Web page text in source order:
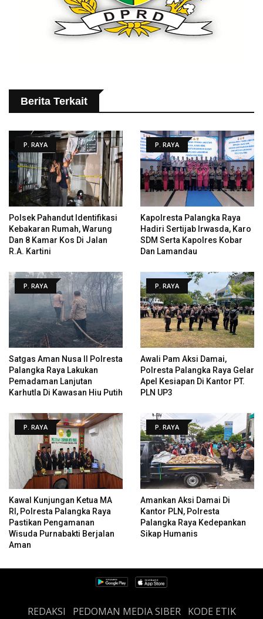
Berita Terkait
P. RAYA
Polsek Pahandut Identifikasi
Kebakaran Rumah, Warung
Dan 8 Kamar Kos Di Jalan
R.A. Kartini
P. RAYA
Kapolresta Palangka Raya
Hadiri Sertijab Irwasda, Karo
SDM Serta Kapolres Kobar
Dan Lamandau
P. RAYA
Satgas Aman Nusa II Polresta
Palangka Raya Lakukan
Pemadaman Lanjutan
Karhutla Di Kawasan Hiu Putih
P. RAYA
Awali Pam Aksi Damai,
Polresta Palangka Raya Gelar
Apel Kesiapan Di Kantor PT.
PLN UP3
P. RAYA
Kawal Kunjungan Ketua MA
RI, Polresta Palangka Raya
Pastikan Pengamanan
Wisuda Purnabakti Berjalan
Aman
P. RAYA
Amankan Aksi Damai Di
Kantor PLN, Polresta
Palangka Raya Kedepankan
Sikap Humanis
REDAKSI PEDOMAN MEDIA SIBER
KODE ETIK